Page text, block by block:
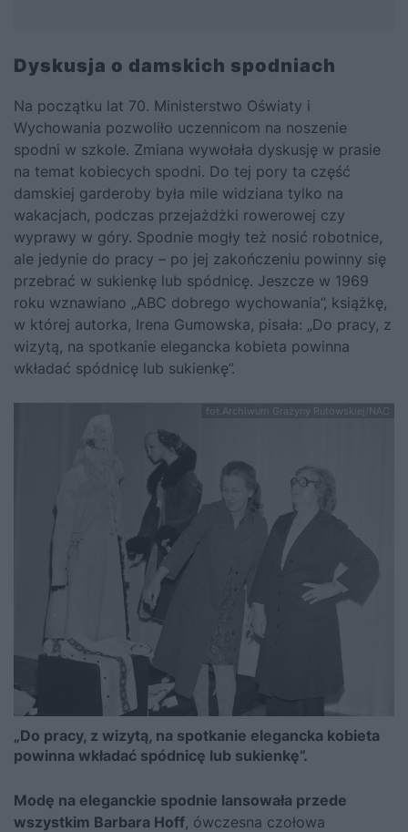
Dyskusja o damskich spodniach
Na początku lat 70. Ministerstwo Oświaty i
Wychowania pozwoliło uczennicom na noszenie
spodni w szkole. Zmiana wywołała dyskusję w prasie
na temat kobiecych spodni. Do tej pory ta część
damskiej garderoby była mile widziana tylko na
wakacjach, podczas przejażdżki rowerowej czy
wyprawy w góry. Spodnie mogły też nosić robotnice,
ale jedynie do pracy – po jej zakończeniu powinny się
przebrać w sukienkę lub spódnicę. Jeszcze w 1969
roku wznawiano „ABC dobrego wychowania”, książkę,
w której autorka, Irena Gumowska, pisała: „Do pracy, z
wizytą, na spotkanie elegancka kobieta powinna
wkładać spódnicę lub sukienkę”.
fot.Archiwum Grażyny Rutowskiej/NAC
„Do pracy, z wizytą, na spotkanie elegancka kobieta
powinna wkładać spódnicę lub sukienkę”.
Modę na eleganckie spodnie lansowała przede
wszystkim Barbara Hoff, ówczesna czołowa